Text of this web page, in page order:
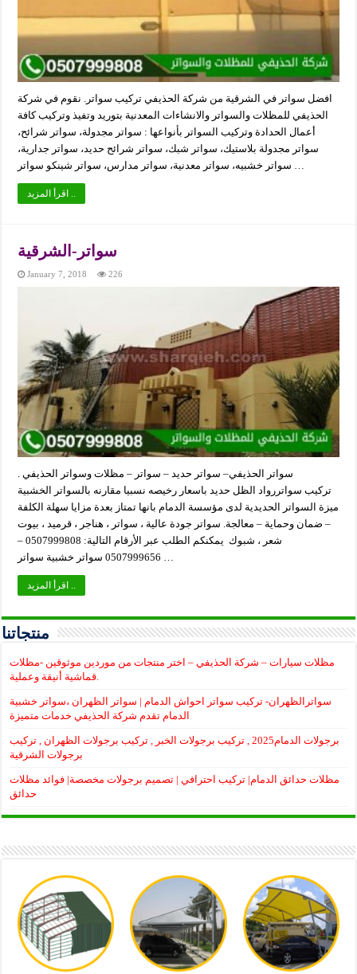
افضل سواتر في الشرقية من شركة الحذيفي تركيب سواتر. نقوم في شركة
الحذيفي للمظلات والسواتر والانشاءات المعدنية بتوريد وتفيذ وتركيب كافة
أعمال الحدادة وتركيب السواتر بأنواعها : سواتر مجدولة، سواتر شرائح،
سواتر مجدولة بلاستيك، سواتر شبك، سواتر شرائح حديد، سواتر جدارية،
سواتر-الشرقية
January 7, 2018 226
سواتر الحذيفي– سواتر حديد – سواتر – مظلات وسواتر الحذيفي .
تركيب سواتررواد الظل حديد باسعار رخيصه نسبيا مقارنه بالسواتر الخشبية
ميزة السواتر الحديدية لدى مؤسسة الدمام بانها تمتاز بعدة مزايا سهلة الكلفة
– ضمان وحماية – معالجة. سواتر جودة عالية ، سواتر ، هناجر ، قرميد ، بيوت
شعر ، شبوك يمكنكم الطلب عبر الأرقام التالية: 0507999808 –
0507999656 سواتر خشبية سواتر …
اقرأ المزيد ..
منتجاتنا
مظلات سيارات – شركة الحذيفي – اختر منتجات من موردين موثوقين -مظلات
قماشية أنيقة وعملية.
سواترالظهران- تركيب سواتر احواش الدمام | سواتر الظهران ،سواتر خشبية
الدمام تقدم شركة الحذيفي خدمات متميزة
برجولات الدمام2025 , تركيب برجولات الخبر , تركيب برجولات الظهران , تركيب
برجولات الشرقية
مظلات حدائق الدمام| تركيب احترافي | تصميم برجولات مخصصة| فوائد مظلات
حدائق